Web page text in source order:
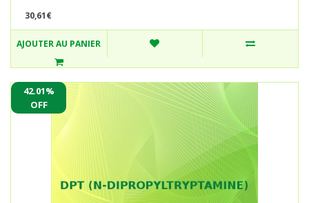
30,61€
AJOUTER AU PANIER
42.01%
OFF